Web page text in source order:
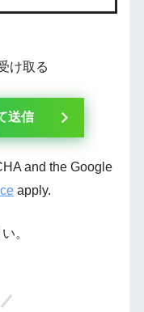
け取る
and the Google
apply.
。